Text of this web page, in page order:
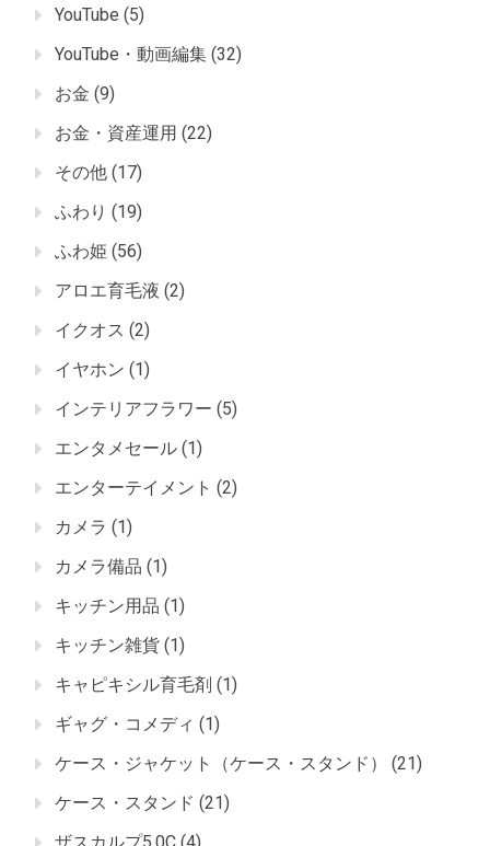
YouTube (5)
YouTube・動画編集 (32)
お金 (9)
お金・資産運用 (22)
その他 (17)
ふわり (19)
ふわ姫 (56)
アロエ育毛液 (2)
イクオス (2)
イヤホン (1)
インテリアフラワー (5)
エンタメセール (1)
エンターテイメント (2)
カメラ (1)
カメラ備品 (1)
キッチン用品 (1)
キッチン雑貨 (1)
キャピキシル育毛剤 (1)
ギャグ・コメディ (1)
ケース・ジャケット（ケース・スタンド）
(21)
ケース・スタンド (21)